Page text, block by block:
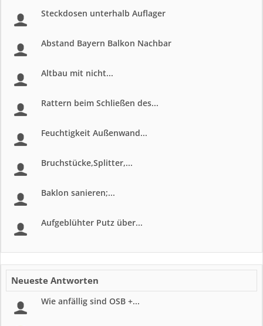
Steckdosen unterhalb Auflager
Abstand Bayern Balkon Nachbar
Altbau mit nicht...
Rattern beim Schließen des...
Feuchtigkeit Außenwand...
Bruchstücke,Splitter,...
Baklon sanieren;...
Aufgeblühter Putz über...
Neueste Antworten
Wie anfällig sind OSB +...